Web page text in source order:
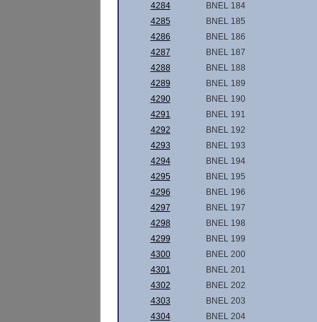
4284
BNEL 184
4285
BNEL 185
4286
BNEL 186
4287
BNEL 187
4288
BNEL 188
4289
BNEL 189
4290
BNEL 190
4291
BNEL 191
4292
BNEL 192
4293
BNEL 193
4294
BNEL 194
4295
BNEL 195
4296
BNEL 196
4297
BNEL 197
4298
BNEL 198
4299
BNEL 199
4300
BNEL 200
4301
BNEL 201
4302
BNEL 202
4303
BNEL 203
4304
BNEL 204